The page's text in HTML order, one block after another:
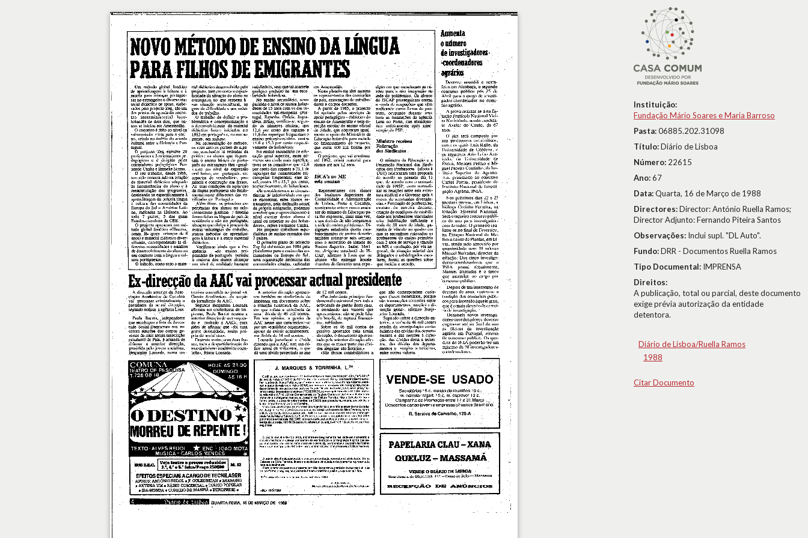
Instituição:
Fundação Mário Soares e Maria Barroso
Pasta:06885.202.31098
Título:Diário de Lisboa
Número: 22615
Ano:67
Data:Quarta, 16 de Março de 1988
Directores:Director: António Ruella Ramos;
Director Adjunto: Fernando Piteira Santos
Observações: Inclui supl. "DL Auto".
Fundo:DRR - Documentos Ruella Ramos
Tipo Documental: IMPRENSA
Direitos:
A publicação, total ou parcial, deste documento
exige prévia autorização da entidade
detentora.
Diário de Lisboa/Ruella Ramos
1988
Citar Documento